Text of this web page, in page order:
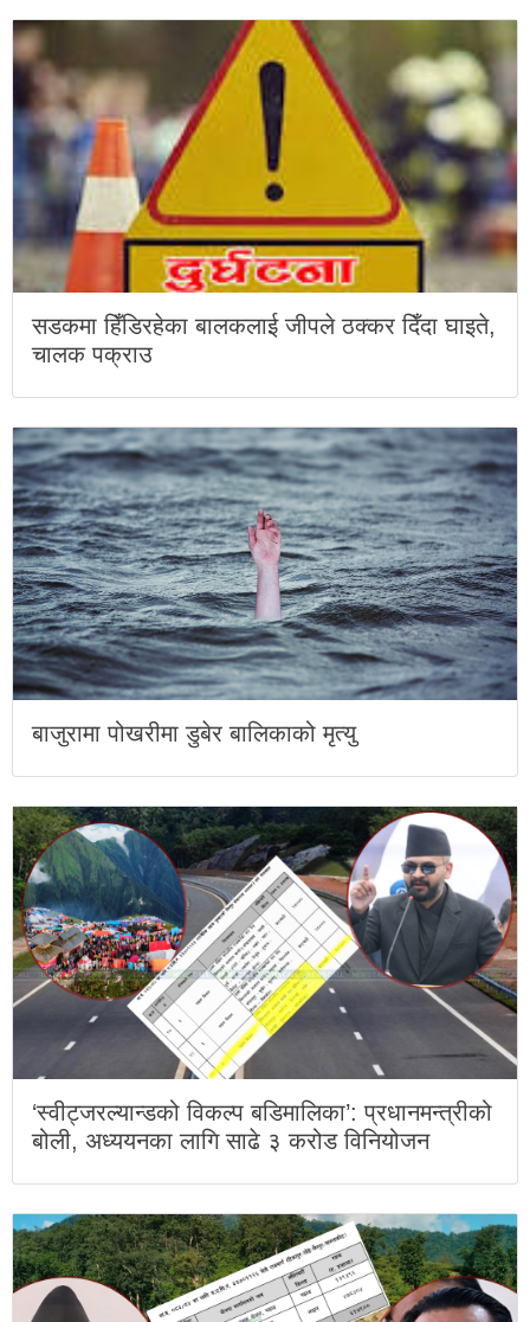
सडकमा हिँडिरहेका बालकलाई जीपले ठक्कर दिँदा घाइते,
चालक पक्राउ
बाजुरामा पोखरीमा डुबेर बालिकाको मृत्यु
‘स्वीट्जरल्यान्डको विकल्प बडिमालिका’: प्रधानमन्त्रीको
बोली, अध्ययनका लागि साढे ३ करोड विनियोजन